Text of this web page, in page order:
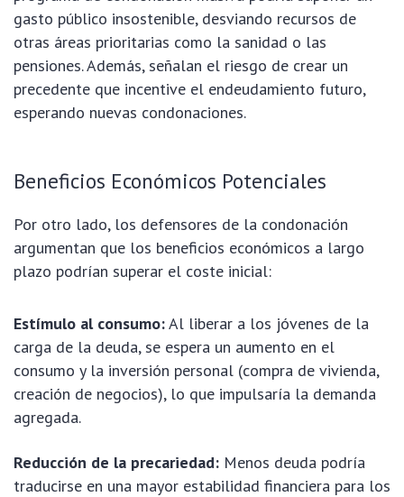
gasto público insostenible, desviando recursos de
otras áreas prioritarias como la sanidad o las
pensiones. Además, señalan el riesgo de crear un
precedente que incentive el endeudamiento futuro,
esperando nuevas condonaciones.
Beneficios Económicos Potenciales
Por otro lado, los defensores de la condonación
argumentan que los beneficios económicos a largo
plazo podrían superar el coste inicial:
Estímulo al consumo:Al liberar a los jóvenes de la
carga de la deuda, se espera un aumento en el
consumo y la inversión personal (compra de vivienda,
creación de negocios), lo que impulsaría la demanda
agregada.
Reducción de la precariedad: Menos deuda podría
traducirse en una mayor estabilidad financiera para los